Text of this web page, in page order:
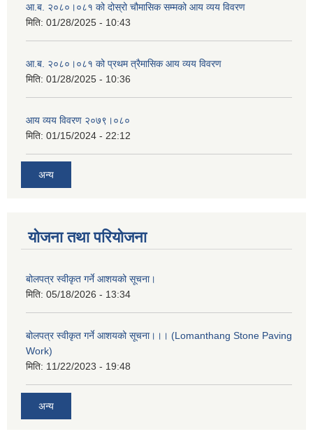
आ.ब. २०८०।०८१ को दोस्रो चौमासिक सम्मको आय व्यय विवरण
मिति: 01/28/2025 - 10:43
आ.ब. २०८०।०८१ को प्रथम त्रैमासिक आय व्यय विवरण
मिति: 01/28/2025 - 10:36
आय व्यय विवरण २०७९।०८०
मिति: 01/15/2024 - 22:12
अन्य
योजना तथा परियोजना
बोलपत्र स्वीकृत गर्ने आशयको सूचना।
मिति: 05/18/2026 - 13:34
बोलपत्र स्वीकृत गर्ने आशयको सूचना।।। (Lomanthang Stone Paving
Work)
मिति: 11/22/2023 - 19:48
अन्य